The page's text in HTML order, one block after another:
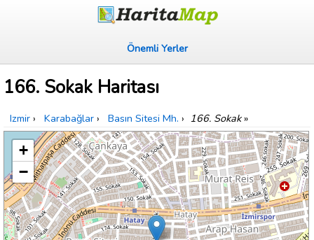
Önemli Yerler
166. Sokak Haritası
Izmir › Karabağlar › Basın Sitesi Mh. › 166. Sokak»
+
−